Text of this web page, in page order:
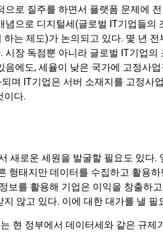
로 질주를 하면서 플랫폼 문제에
으로 디지털세(글로벌 IT기업들의
는 제도)가 논의되고 있다. 몇 년
시장 독점뿐 아니라 글로벌 IT기업
에도, 세율이 낮은 국가에 고정사
며 IT기업은 서버 소재지를 고정사
이다.
새로운 세원을 발굴할 필요도 있다.
형태지만 데이터를 수집하고 활용하
보를 활용해 기업은 이익을 창출하
않고 있다. 이에 대한 대가를 낼 필
현 정부에서 데이터세와 같은 규